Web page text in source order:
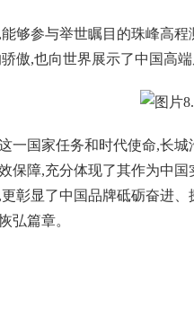
够参与举世瞩目的珠峰高
傲,也向世界展示了中国高端
一国家任务和时代使命,长
保障,充分体现了其作为中
彰显了中国品牌砥砺奋进
弘篇章。